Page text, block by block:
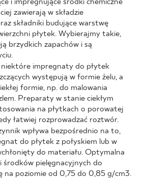
zawierają w składzie
składniki budujące warstwę
płytek. Wybierajmy takie,
brzydkich zapachów i są
impregnaty do płytek
występują w formie żelu, a
formie, np. do malowania
Preparaty w stanie ciekłym
na płytkach o porowatej
łatwiej rozprowadzać roztwór.
wpływa bezpośrednio na to,
do płytek z połyskiem lub w
do materiału. Optymalna
środków pielęgnacyjnych do
na poziomie od 0,75 do 0,85 g/cm3.